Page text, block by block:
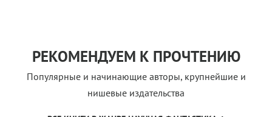
РЕКОМЕНДУЕМ К ПРОЧТЕНИЮ
Популярные и начинающие авторы, крупнейшие и
нишевые издательства